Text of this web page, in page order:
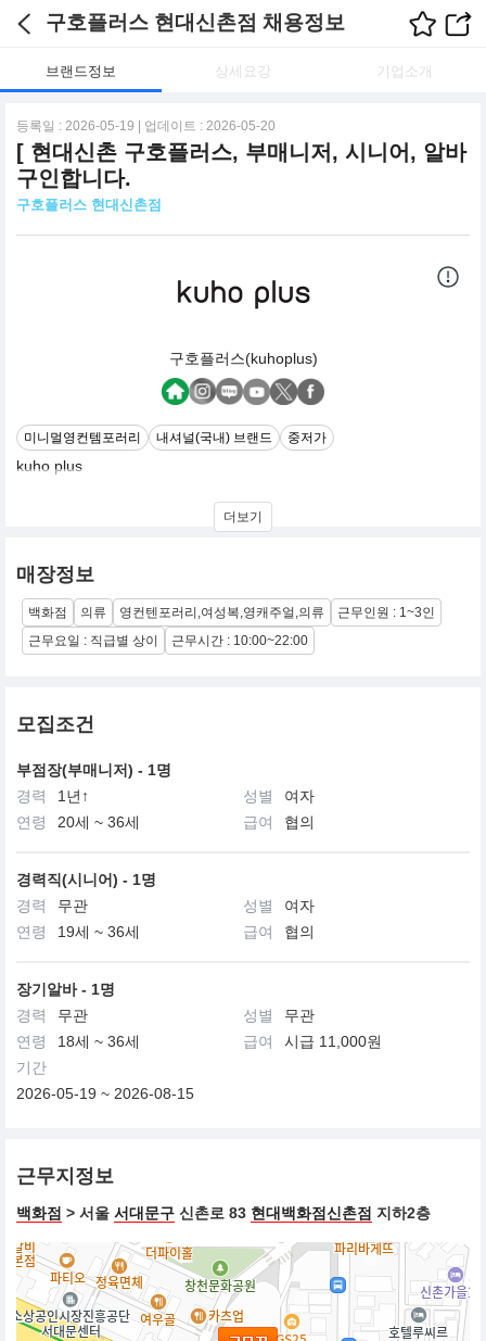
구호플러스 현대신촌점 채용정보
브랜드정보 상세요강 기업소개
등록일 : 2026-05-19 | 업데이트 : 2026-05-20
[ 현대신촌 구호플러스, 부매니저, 시니어, 알바
구인합니다.
구호플러스 현대신촌점
구호플러스(kuhoplus)
미니멀영컨템포러리 내셔널(국내) 브랜드 중저가
kuho plus
구호플러스 (kuho plus) 는 컨템포러리 미니멀리즘에 매력적인 영
감성을 'plus' 하여 새롭고 감각적인 상품을 제안합니다. 클린하고 구
은 품질로 차별적 가치를 전달합니다.
더보기
매장정보
백화점 의류 영컨텐포러리,여성복,영캐주얼,의류
근무인원 : 1~3인
근무요일 : 직급별 상이
근무시간 : 10:00~22:00
모집조건
부점장(부매니저) - 1명
경력
1년↑ 성별
여자
연령
20세 ~ 36세 급여 협의
경력직(시니어) - 1명
경력
무관 성별
여자
연령
19세 ~ 36세 급여 협의
장기알바 - 1명
경력
무관 성별
무관
연령
18세 ~ 36세 급여
시급 11,000원
기간
2026-05-19 ~ 2026-08-15
근무지정보
백화점 > 서울 서대문구 신촌로 83 현대백화점신촌점 지하2층